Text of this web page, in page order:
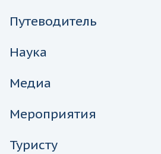
Путеводитель
Наука
Медиа
Мероприятия
Туристу